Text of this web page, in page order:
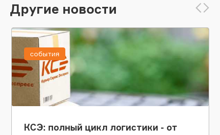
Другие новости
КСЭ: полный цикл логистики - от
события